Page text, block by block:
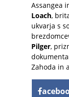
Assangea
Loach,
ukvarja s
Pilger,
Zahoda in